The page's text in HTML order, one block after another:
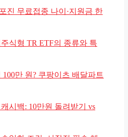
진 무료접종 나이·지원금 한
식형 TR ETF의 종류와 특
만 원? 쿠팡이츠 배달파트
시백: 10만원 돌려받기 vs